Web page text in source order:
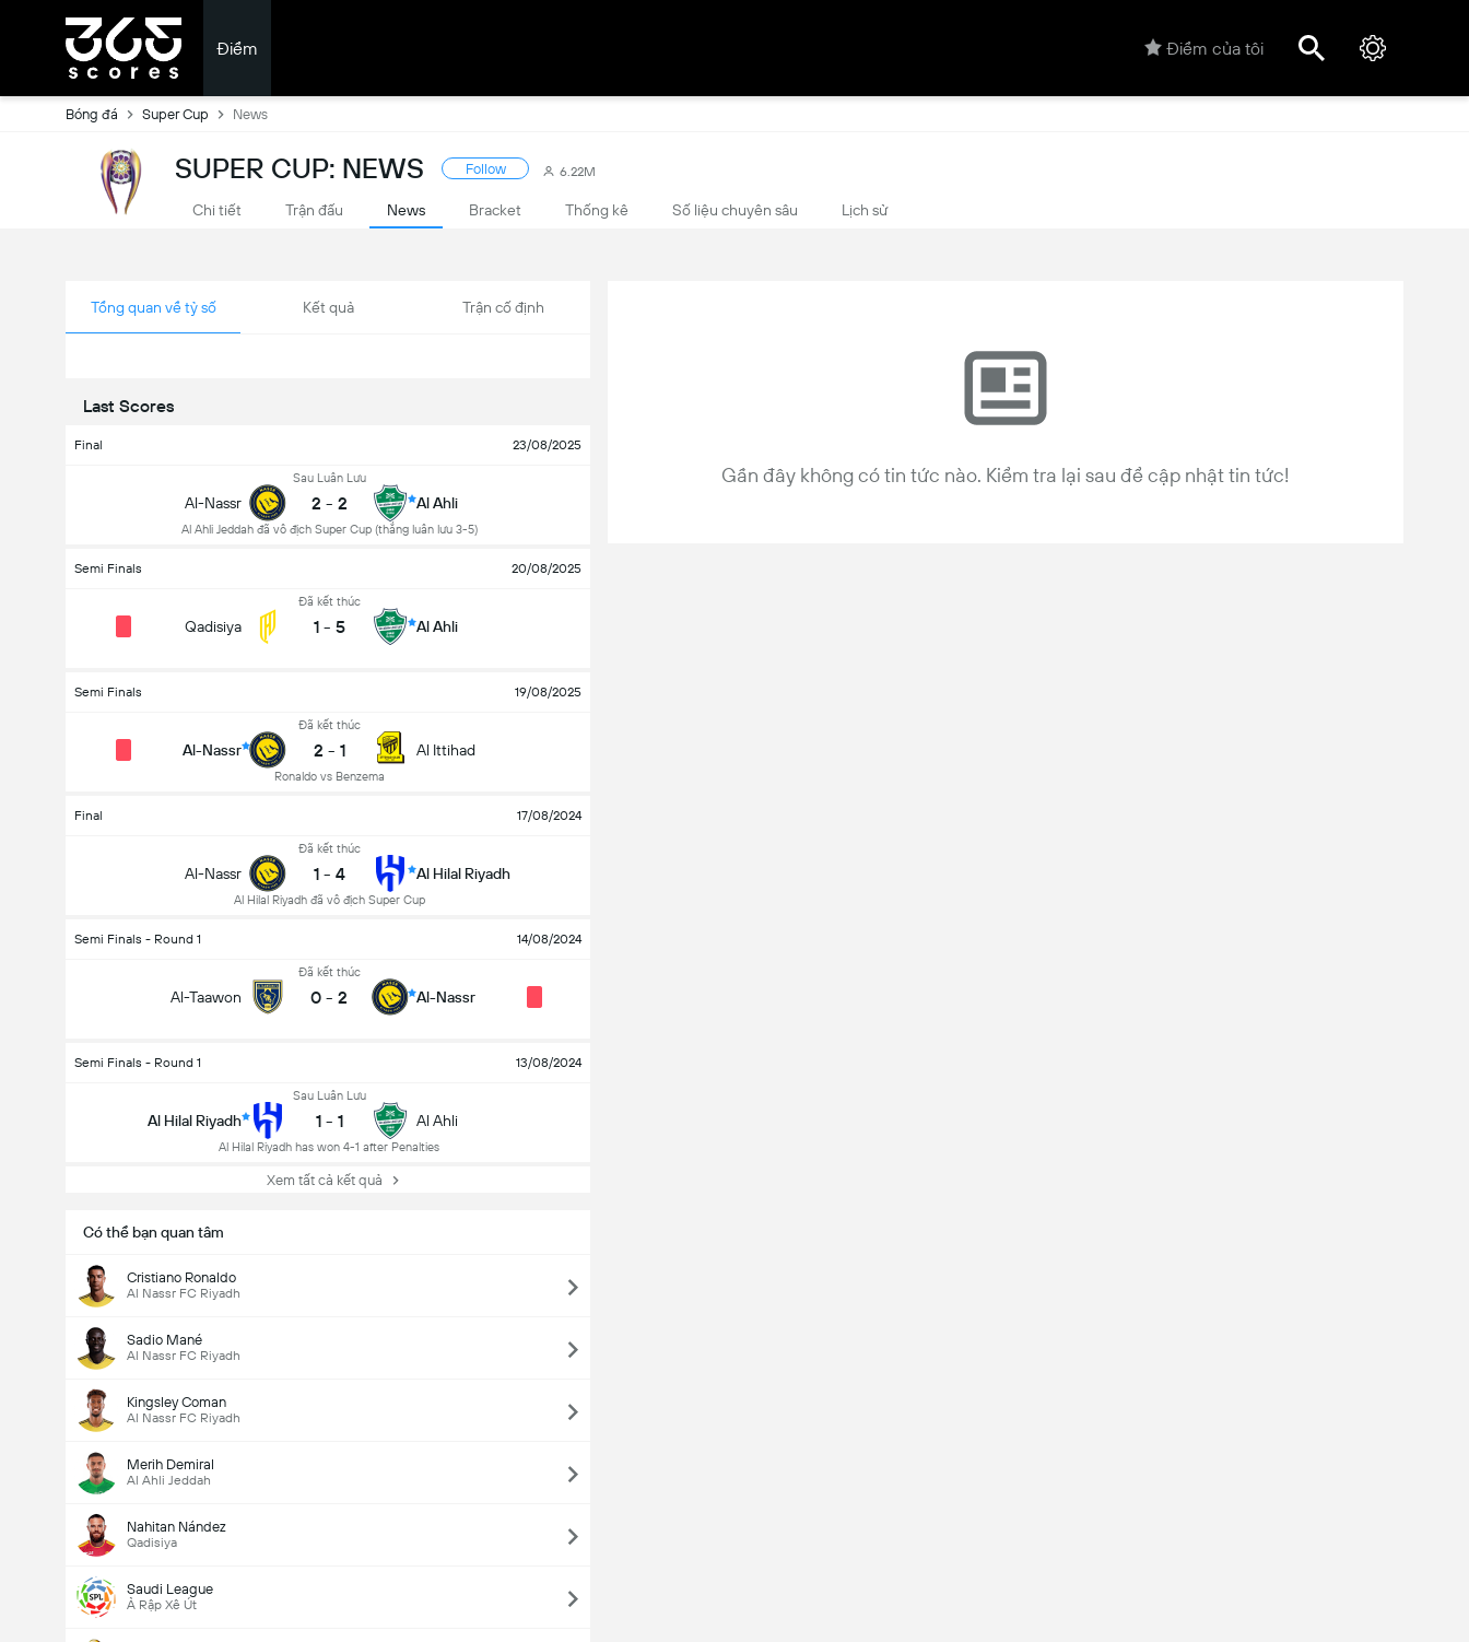
Điểm Điểm của tôi
Bóng đá Super Cup News
SUPER CUP: NEWS Follow 6.22M
Chi tiết Trận đấu News Bracket Thống kê Số liệu chuyên sâu Lịch sử
Tổng quan về tỷ số Kết quả Trận cố định
Last Scores
Final 23/08/2025
Al-Nassr
Sau Luân Lưu
2 - 2
Al Ahli Jeddah đã vô địch Super Cup (thắng luân lưu 3-5)
Al Ahli
Semi Finals 20/08/2025
Qadisiya
Đã kết thúc
1 - 5 Al Ahli
Semi Finals 19/08/2025
Al-Nassr
Đã kết thúc
2 - 1
Ronaldo vs Benzema
Al Ittihad
Final 17/08/2024
Al-Nassr
Đã kết thúc
1 - 4
Al Hilal Riyadh đã vô địch Super Cup
Al Hilal Riyadh
Semi Finals - Round 1 14/08/2024
Al-Taawon
Đã kết thúc
0 - 2 Al-Nassr
Semi Finals - Round 1 13/08/2024
Al Hilal Riyadh
Sau Luân Lưu
1 - 1
Al Hilal Riyadh has won 4-1 after Penalties
Al Ahli
Xem tất cả kết quả
Có thể bạn quan tâm
Cristiano Ronaldo
Al Nassr FC Riyadh
Sadio Mané
Al Nassr FC Riyadh
Kingsley Coman
Al Nassr FC Riyadh
Merih Demiral
Al Ahli Jeddah
Nahitan Nández
Qadisiya
Saudi League
Ả Rập Xê Út
Gần đây không có tin tức nào. Kiểm tra lại sau để cập nhật tin tức!